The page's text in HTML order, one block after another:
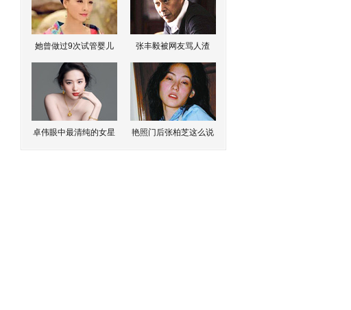
她曾做过9次试管婴儿 张丰毅被网友骂人渣
卓伟眼中最清纯的女星 艳照门后张柏芝这么说